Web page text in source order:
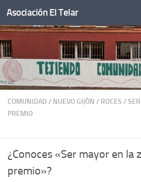
Saltar al contenido
Asociación El Telar
COMUNIDAD / NUEVO GIJÓN / ROCES /
PREMIO
¿Conoces «Ser mayor en la
premio»?